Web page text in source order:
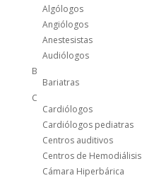
Algólogos
Angiólogos
Anestesistas
Audiólogos
B
Bariatras
C
Cardiólogos
Cardiólogos pediatras
Centros auditivos
Centros de Hemodiálisis
Cámara Hiperbárica